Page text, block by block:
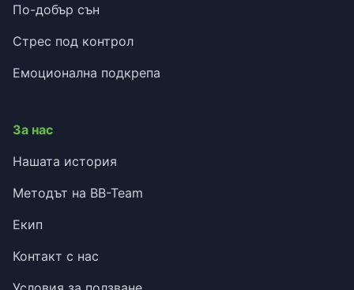
По-добър сън
Стрес под контрол
Емоционална подкрепа
За нас
Нашата история
Методът на BB-Team
Екип
Контакт с нас